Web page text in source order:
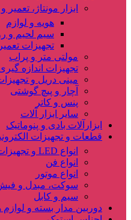
ابزار مونتاژ،
هویه و لوازم
سیم لحیم و
تجهیزات
مولتی متر و پراب
تجهیزات اندازه
مینی دریل و
آچار و پیچ گوشتی
پنس و کاتر
سایر ابزار آلات
ابزارآلات بادی و پنوماتیک
قطعات و تجهیزات
انواع LED و تجهیزات
انواع فن
انواع موتور
سوکت، مبدل و
سیم و کابل
دوربین مدار بسته و لوازم